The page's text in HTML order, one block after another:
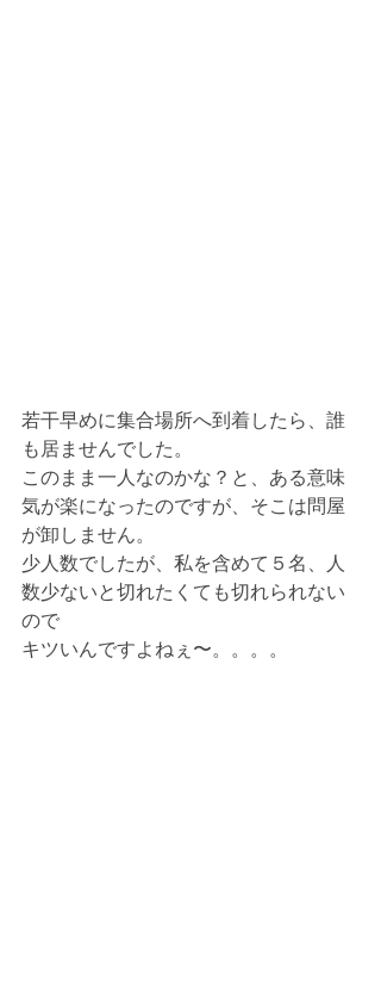
若干早めに集合場所へ到着したら、誰
も居ませんでした。
このまま一人なのかな？と、ある意味
気が楽になったのですが、そこは問屋
が卸しません。
少人数でしたが、私を含めて５名、人
数少ないと切れたくても切れられない
ので
キツいんですよねぇ〜。。。。